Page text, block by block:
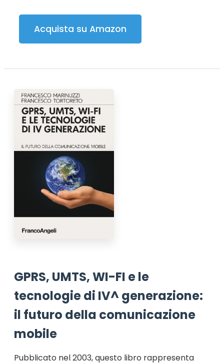
Acquista su Amazon
GPRS, UMTS, WI-FI e le
tecnologie di IV^ generazione:
il futuro della comunicazione
mobile
Pubblicato nel 2003, questo libro rappresenta